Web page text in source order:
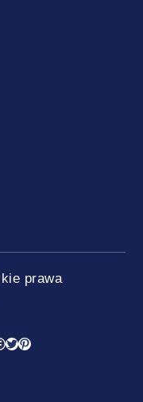
prawa
Twitter
Pinterest